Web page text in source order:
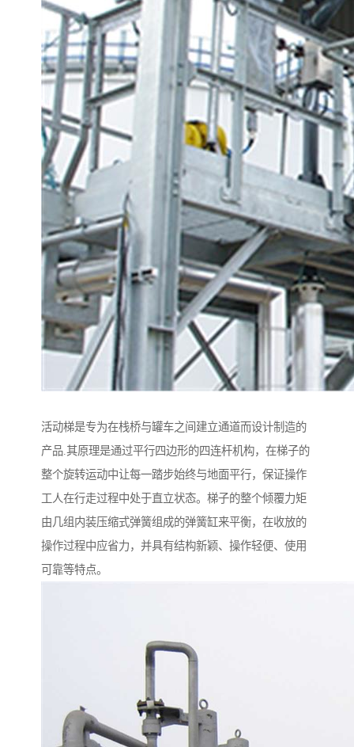
活动梯是专为在栈桥与罐车之间建立通道而设计制造的
产品.其原理是通过平行四边形的四连杆机构，在梯子的
整个旋转运动中让每一踏步始终与地面平行，保证操作
工人在行走过程中处于直立状态。梯子的整个倾覆力矩
由几组内装压缩式弹簧组成的弹簧缸来平衡，在收放的
操作过程中应省力，并具有结构新颖、操作轻便、使用
可靠等特点。